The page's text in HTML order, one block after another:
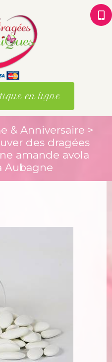
en ligne
& Anniversaire >
des dragées
amande avola
Aubagne